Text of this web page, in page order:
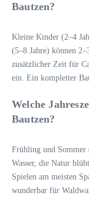
Bautzen?
Kleine Kinder (2–4
(5–8 Jahre) können
zusätzlicher Zeit für
ein. Ein kompletter
Welche
Bautzen?
Frühling und
Wasser, die Natur
Spielen am meisten
wunderbar für